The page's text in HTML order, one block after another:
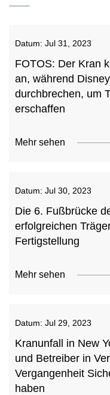
Datum: Jul 31, 2023
FOTOS: Der Kran
an, während
durchbrechen, um
erschaffen
Mehr sehen
Datum: Jul 30, 2023
Die 6. Fußbrücke
erfolgreichen
Fertigstellung
Mehr sehen
Datum: Jul 29, 2023
Kranunfall in New
und Betreiber in
Vergangenheit
haben